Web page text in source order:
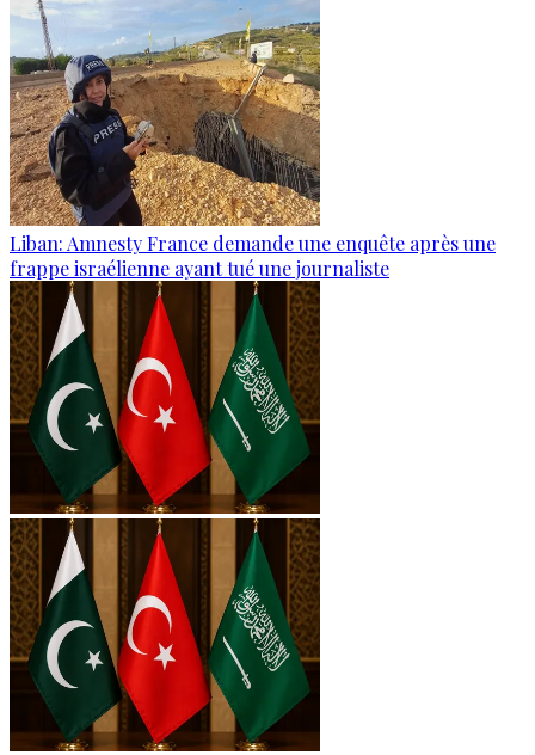
Liban: Amnesty France demande une enquête après une
frappe israélienne ayant tué une journaliste